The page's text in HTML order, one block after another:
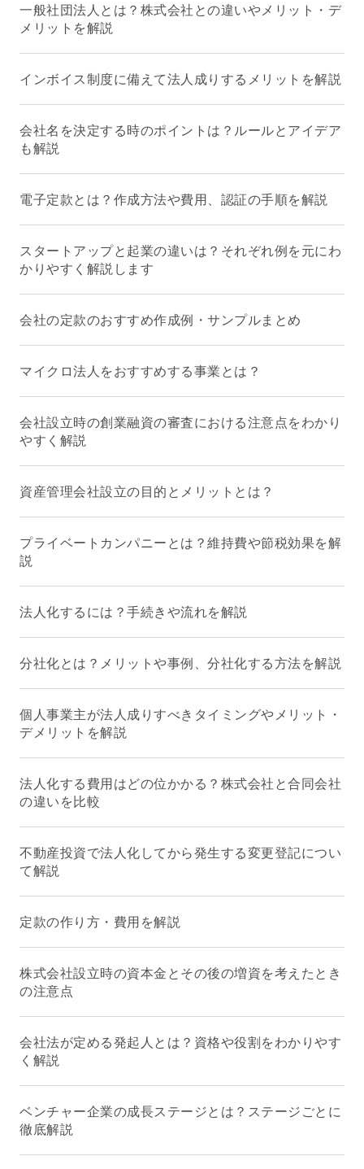
一般社団法人とは？株式会社との違いやメリット・デ
メリットを解説
インボイス制度に備えて法人成りするメリットを解説
会社名を決定する時のポイントは？ルールとアイデア
も解説
電子定款とは？作成方法や費用、認証の手順を解説
スタートアップと起業の違いは？それぞれ例を元にわ
かりやすく解説します
会社の定款のおすすめ作成例・サンプルまとめ
マイクロ法人をおすすめする事業とは？
会社設立時の創業融資の審査における注意点をわかり
やすく解説
資産管理会社設立の目的とメリットとは？
プライベートカンパニーとは？維持費や節税効果を解
説
法人化するには？手続きや流れを解説
分社化とは？メリットや事例、分社化する方法を解説
個人事業主が法人成りすべきタイミングやメリット・
デメリットを解説
法人化する費用はどの位かかる？株式会社と合同会社
の違いを比較
不動産投資で法人化してから発生する変更登記につい
て解説
定款の作り方・費用を解説
株式会社設立時の資本金とその後の増資を考えたとき
の注意点
会社法が定める発起人とは？資格や役割をわかりやす
く解説
ベンチャー企業の成長ステージとは？ステージごとに
徹底解説